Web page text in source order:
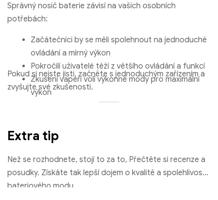
Správný nosič baterie závisí na vašich osobních
potřebách:
Začátečníci by se měli spolehnout na jednoduché
ovládání a mírný výkon
Pokročilí uživatelé těží z většího ovládání a funkcí
Zkušení vapeři volí výkonné mody pro maximální
výkon
Pokud si nejste jisti, začněte s jednoduchým zařízením a
zvyšujte své zkušenosti.
Extra tip
Než se rozhodnete, stojí to za to, Přečtěte si recenze a
posudky. Získáte tak lepší dojem o kvalitě a spolehlivosti
bateriového modu.